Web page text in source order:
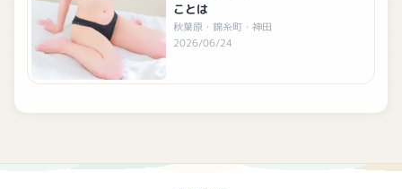
ことは
秋葉原・錦糸町・神田
2026/06/24